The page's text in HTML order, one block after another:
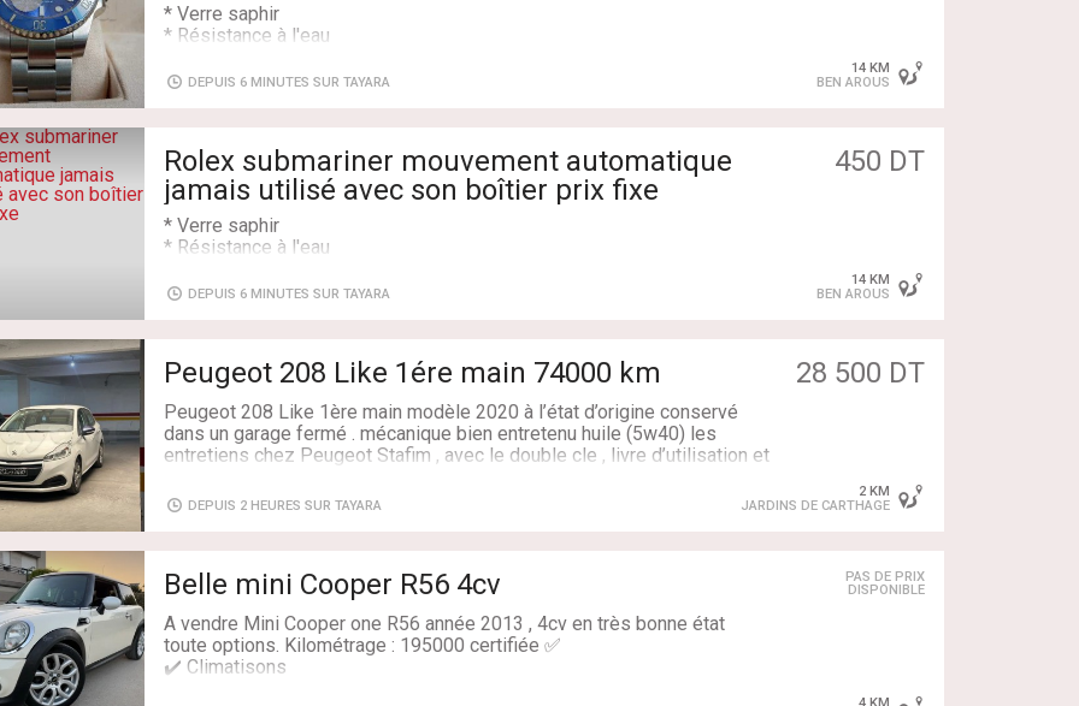
* Verre saphir
* Résistance à l'eau
* avec son coffre
Livraison: Oui
DEPUIS 6 MINUTES SUR TAYARA
14 KM
BEN AROUS
Rolex submariner mouvement automatique
jamais utilisé avec son boîtier prix fixe
450 DT
* Verre saphir
* Résistance à l'eau
* avec son coffre
DEPUIS 6 MINUTES SUR TAYARA
14 KM
BEN AROUS
Peugeot 208 Like 1ére main 74000 km 28 500 DT
Peugeot 208 Like 1ère main modèle 2020 à l’état d’origine conservé
dans un garage fermé . mécanique bien entretenu huile (5w40) les
entretiens chez Peugeot Stafim , avec le double cle , livre d’utilisation et
me contacter pour plus d'informations 94979129
Etat du véhicule: Nouveau
Année: 2020
Cylindrée: 1.2L
Marque: Peugeot
DEPUIS 2 HEURES SUR TAYARA
2 KM
JARDINS DE CARTHAGE
Belle mini Cooper R56 4cv
PAS DE PRIX
DISPONIBLE
A vendre Mini Cooper one R56 année 2013 , 4cv en très bonne état
toute options. Kilométrage : 195000 certifiée ✅
✔️ Climatisons
4 KM